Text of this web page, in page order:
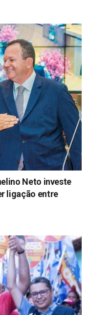
Neto investe
ligação entre